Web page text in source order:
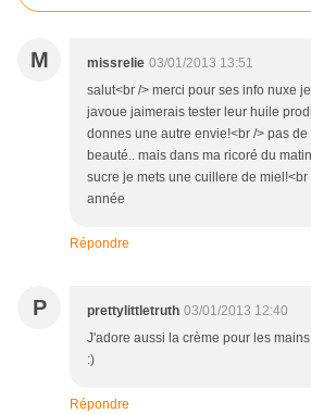
M missrelie 03/01/2013 13:51
salut<br /> merci pour ses info nuxe
javoue jaimerais tester leur huile
donnes une autre envie!<br /> pas
beauté.. mais dans ma ricoré du
sucre je mets une cuillere de
année
Répondre
P prettylittletruth 03/01/2013 12:40
J'adore aussi la crème pour les
:)
Répondre